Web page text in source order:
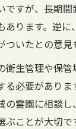
ですが、長期
あります。逆に
いたとの意見
生管理や保管
る必要がありま
の霊園に相談
ことが大切で